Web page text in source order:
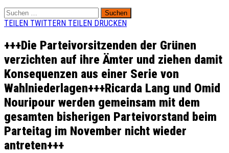
Suchen
nach:
TEILEN TWITTERN TEILEN DRUCKEN
+++Die Parteivorsitzenden der Grünen
verzichten auf ihre Ämter und ziehen damit
Konsequenzen aus einer Serie von
Wahlniederlagen+++Ricarda Lang und Omid
Nouripour werden gemeinsam mit dem
gesamten bisherigen Parteivorstand beim
Parteitag im November nicht wieder
antreten+++